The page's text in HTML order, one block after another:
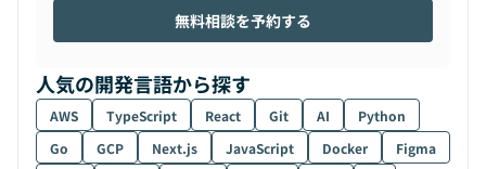
無料相談を予約する
人気の開発言語から探す
AWS TypeScript React Git AI
Python
Go
GCP Next.js JavaScript Docker
Figma